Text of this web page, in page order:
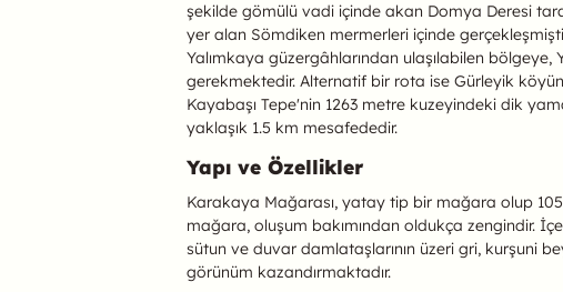
şekilde gömülü vadi içinde akan Domya Deresi
yer alan Sömdiken mermerleri içinde
Yalımkaya güzergâhlarından ulaşılabilen
gerekmektedir. Alternatif bir rota ise Gürleyik
Kayabaşı Tepe'nin 1263 metre kuzeyindeki dik
yaklaşık 1.5 km mesafededir.
Yapı ve Özellikler
Karakaya Mağarası, yatay tip bir mağara olup
mağara, oluşum bakımından oldukça zengindir.
sütun ve duvar damlataşlarının üzeri gri, kurşuni
görünüm kazandırmaktadır.